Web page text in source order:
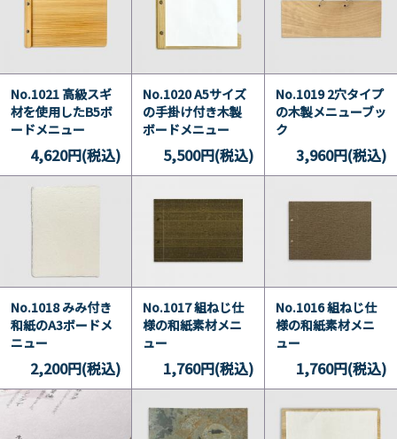
No.1021 高級スギ
材を使用したB5ボ
ードメニュー
4,620円(税込)
No.1020 A5サイズ
の手掛け付き木製
ボードメニュー
5,500円(税込)
No.1019 2穴タイプ
の木製メニューブッ
ク
3,960円(税込)
No.1018 みみ付き
和紙のA3ボードメ
ニュー
2,200円(税込)
No.1017 組ねじ仕
様の和紙素材メニ
ュー
1,760円(税込)
No.1016 組ねじ仕
様の和紙素材メニ
ュー
1,760円(税込)